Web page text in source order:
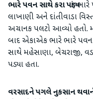
ભારે પવન સાથે કરા પડ્યાં;ભારે
લાખાણી અને દાંતીવાડા
અચાનક પલટો આવ્યો હતો.
બાદ એકાએક ભારે ભારે પવન
સાથે મહેસાણા, બેચરાજી,
પડ્યા હતા.
વરસાદનેપગલેનુકસાન